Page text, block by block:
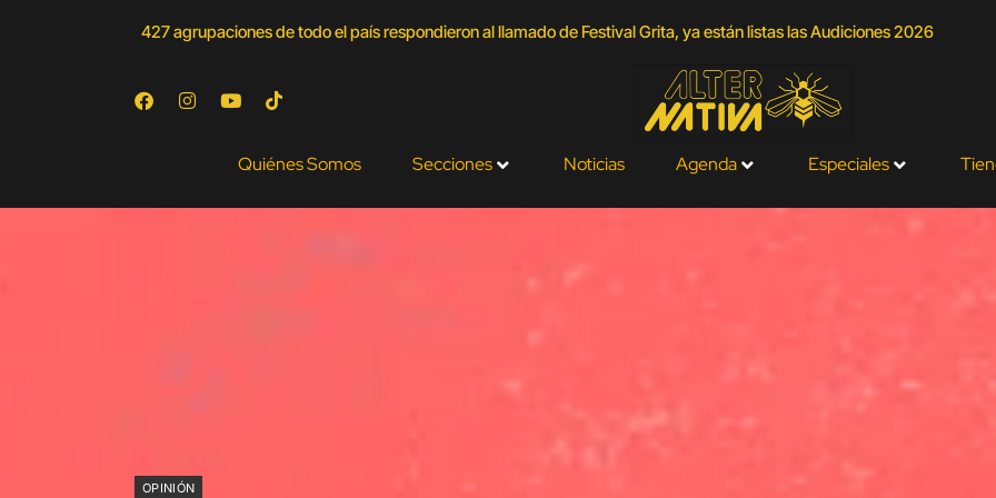
427 agrupaciones de todo el país respondieron al llamado de Festival Grita, ya están listas las Audiciones 2026
Quiénes Somos Secciones Noticias Agenda Especiales
OPINIÓN